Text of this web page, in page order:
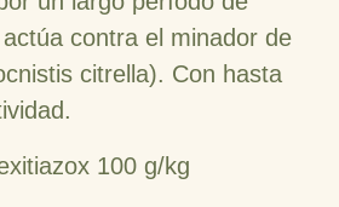
contra el minador de
citrella). Con hasta
100 g/kg